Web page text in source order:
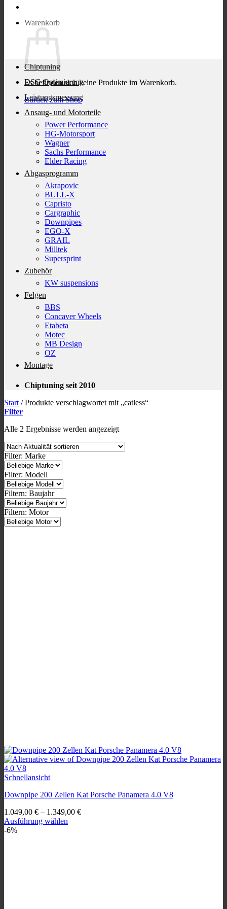
Warenkorb
Es befinden sich keine Produkte im Warenkorb.
Zurück zum Shop
Chiptuning
DSG Optimierung
Leistungsmessung
Ansaug- und Motorteile
Power Performance
HG-Motorsport
Wagner
Sachs Performance
Elder Racing
Abgasprogramm
Akrapovic
BULL-X
Capristo
Cargraphic
Downpipes
EGO-X
GRAIL
Milltek
Supersprint
Zubehör
KW suspensions
Felgen
BBS
Concaver Wheels
Etabeta
Motec
MB Design
OZ
Montage
Chiptuning seit 2010
Start /Produkte verschlagwortet mit „catless“
Filter
Alle 2 Ergebnisse werden angezeigtNach
sortiert
Filter: Marke
Filter: Modell
Filtern: Baujahr
Filtern: Motor
Schnellansicht
Downpipe 200 Zellen Kat Porsche Panamera 4.0 V8
1.049,00 € – 1.349,00 €
Ausführung wählen
Dieses
-6%